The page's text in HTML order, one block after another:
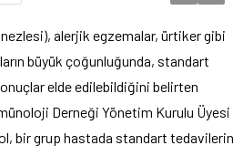
alerjik egzemalar, ürtiker gibi
büyük çoğunluğunda, standart
elde edilebildiğini belirten
Derneği Yönetim Kurulu Üyesi
bir grup hastada standart tedavilerin